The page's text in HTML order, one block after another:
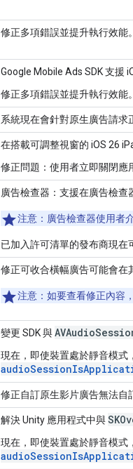
修正多項錯誤並提升執行效能。
Google Mobile Ads SDK支援
修正多項錯誤並提升執行效能。
系統現在會針對原生廣告請求
在搭載可調整視窗的 iOS 26
修正問題：使用者立即關閉應
廣告檢查器 ：支援在廣告檢
注意： 廣告檢查器使用者
已加入許可清單的發布商現在
修正可收合橫幅廣告可能會在
注意： 如要查看修正內容
變更 SDK 與
現在，即使裝置處於靜音模式
修正自訂原生影片廣告無法自
解決 Unity 應用程式中與
現在，即使裝置處於靜音模式